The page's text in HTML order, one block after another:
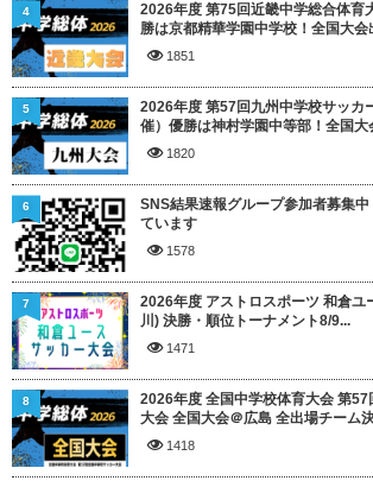
2026年度 第75回近畿中学総合体
勝は京都精華学園中学校！全国大会
1851
4
2026年度 第57回九州中学校サッカ
催）優勝は神村学園中等部！全国大
1820
5
SNS結果速報グループ参加者募集
ています
1578
6
2026年度 アストロスポーツ 和倉ユ
川) 決勝・順位トーナメント8/9...
1471
7
2026年度 全国中学校体育大会 第
大会 全国大会＠広島 全出場チーム
1418
8